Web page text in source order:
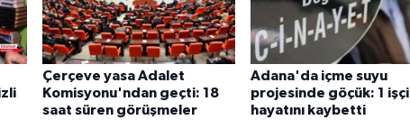
Çerçeve yasa Adalet
Komisyonu'ndan geçti: 18
saat süren görüşmeler
Adana'da içme suyu
projesinde göçük: 1 işçi
hayatını kaybetti